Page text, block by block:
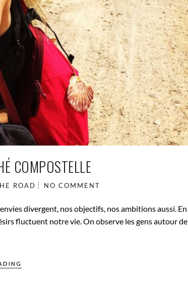
COMPOSTELLE
ROAD NO COMMENT
divergent, nos objectifs, nos ambitions aussi. En
fluctuent notre vie. On observe les gens autour de